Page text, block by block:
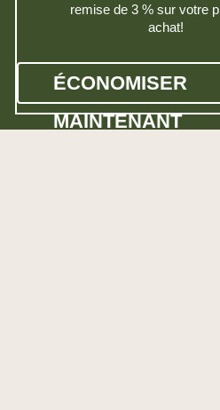
remise de 3 % sur votre
achat!
ÉCONOMISER
MAINTENANT